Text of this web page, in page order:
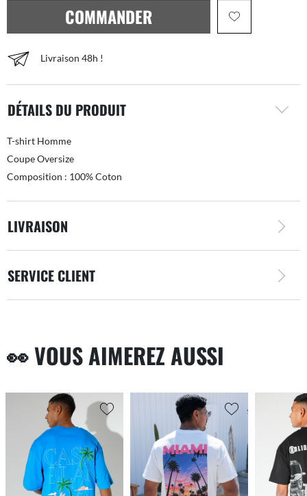
COMMANDER
Livraison 48h !
DÉTAILS DU PRODUIT
T-shirt Homme
Coupe Oversize
Composition : 100% Coton
LIVRAISON
SERVICE CLIENT
👀 VOUS AIMEREZ AUSSI